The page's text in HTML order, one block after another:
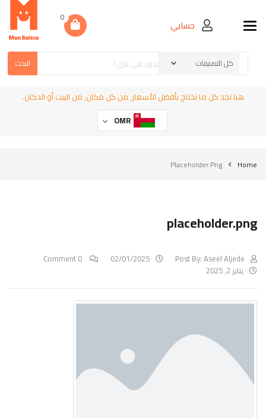
Toggle navigationحسابي
0
البحث
هنا تجد كل ما تحتاج بأفضل الأسعار, من كل مكان, من البيت أو الدكان.
OMR
Home
Placeholder.png
placeholder.png
Post By:Aseel Aljede
02/01/2025
يناير 2, 2025